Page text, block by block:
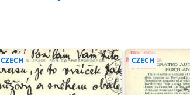
CZECH CZECH